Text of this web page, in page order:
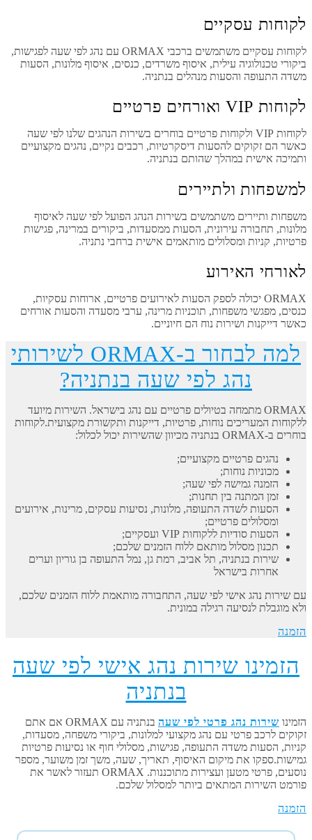
לקוחות עסקיים
לקוחות עסקיים משתמשים ברכבי ORMAX עם נהג לפי שעה לפגישות,
ביקורי טכנולוגיה עילית, איסוף משרדים, כנסים, איסוף מלונות, הסעות
משדה התעופה והסעות מנהלים בנתניה.
לקוחות VIP ואורחים פרטיים
לקוחות VIP ולקוחות פרטיים בוחרים בשירות הנהגים שלנו לפי שעה
כאשר הם זקוקים להסעות דיסקרטיות, רכבים נקיים, נהגים מקצועיים
ותמיכה אישית במהלך שהותם בנתניה.
למשפחות ולתיירים
משפחות ותיירים משתמשים בשירות הנהג הפועל לפי שעה לאיסוף
מלונות, תחבורה עירונית, הסעות ממסעדות, ביקורים במרינה, פגישות
פרטיות, קניות ומסלולים מותאמים אישית ברחבי נתניה.
לאורחי האירוע
ORMAX יכולה לספק הסעות לאירועים פרטיים, ארוחות עסקיות,
כנסים, מפגשי משפחות, תוכניות מרינה, ערבי מסעדה והסעות אורחים
כאשר דייקנות ושירות נוח הם חיוניים.
למה לבחור ב-ORMAX לשירותי
נהג לפי שעה בנתניה?
ORMAX מתמחה בטיולים פרטיים עם נהג בישראל. השירות מיועד
ללקוחות המעריכים נוחות, פרטיות, דייקנות ותקשורת מקצועית.לקוחות
בוחרים ב-ORMAX בנתניה מכיוון שהשירות יכול לכלול:
נהגים פרטיים מקצועיים;
מכוניות נוחות;
הזמנה גמישה לפי שעה;
זמן המתנה בין תחנות;
הסעות לשדה התעופה, מלונות, נסיעות עסקים, מרינות, אירועים
ומסלולים פרטיים;
הסעות סודיות ללקוחות VIP ועסקיים;
תכנון מסלול מותאם ללוח הזמנים שלכם;
שירות בנתניה, תל אביב, רמת גן, נמל התעופה בן גוריון וערים
אחרות בישראל
עם שירות נהג אישי לפי שעה, התחבורה מותאמת ללוח הזמנים שלכם,
ולא מוגבלת לנסיעה רגילה במונית.
הזמנה
הזמינו שירות נהג אישי לפי שעה
בנתניה
הזמינו שירות נהג פרטי לפי שעה
בנתניה עם ORMAX אם אתם
זקוקים לרכב פרטי עם נהג מקצועי למלונות, ביקורי משפחה, מסעדות,
קניות, הסעות משדה התעופה, פגישות, מסלולי חוף או נסיעות פרטיות
גמישות.ספקו את מיקום האיסוף, תאריך, שעה, משך זמן משוער, מספר
נוסעים, פרטי מטען ועצירות מתוכננות. ORMAX תעזור לאשר את
פורמט השירות המתאים ביותר למסלול שלכם.
הזמנה